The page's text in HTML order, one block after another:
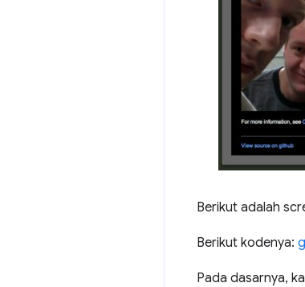
Berikut adalah
Berikut kodenya:
Pada dasarnya,